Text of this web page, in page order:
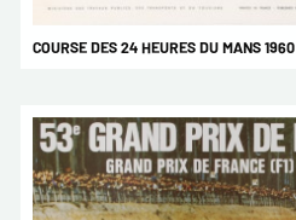
COURSE DES 24 HEURES DU MANS 1960